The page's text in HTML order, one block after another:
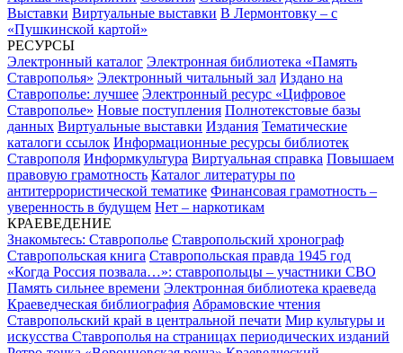
Выставки Виртуальные выставки В Лермонтовку – с
«Пушкинской картой»
РЕСУРСЫ
Электронный каталог Электронная библиотека «Память
Ставрополья» Электронный читальный зал Издано на
Ставрополье: лучшее Электронный ресурс «Цифровое
Ставрополье» Новые поступления Полнотекстовые базы
данных Виртуальные выставки Издания Тематические
каталоги ссылок Информационные ресурсы библиотек
Ставрополя Информкультура Виртуальная справка Повышаем
правовую грамотность Каталог литературы по
антитеррористической тематике Финансовая грамотность –
уверенность в будущем Нет – наркотикам
КРАЕВЕДЕНИЕ
Знакомьтесь: Ставрополье Ставропольский хронограф
Ставропольская книга Ставропольская правда 1945 год
«Когда Россия позвала…»: ставропольцы – участники СВО
Память сильнее времени Электронная библиотека краеведа
Краеведческая библиография Абрамовские чтения
Ставропольский край в центральной печати Мир культуры и
искусства Ставрополья на страницах периодических изданий